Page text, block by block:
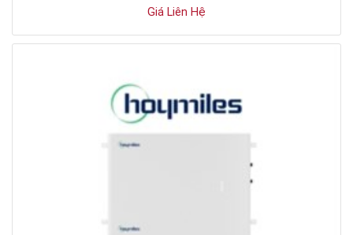
Giá Liên Hệ